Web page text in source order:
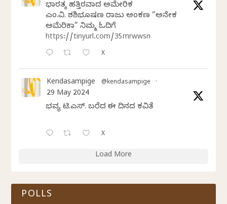
ಭಾರತಕ್ಕೆ ಹತ್ತಿರವಾದ ಅಮೇರಿಕ
ಎಂ.ವಿ. ಶಶಿಭೂಷಣ ರಾಜು ಅಂಕಣ “ಅನೇಕ
ಅಮೆರಿಕಾ” ನಿಮ್ಮ ಓದಿಗೆ
https://tinyurl.com/35mrwwsn
X
Kendasampige @kendasampige ·
29 May 2024
ಭವ್ಯ ಟಿ.ಎಸ್. ಬರೆದ ಈ ದಿನದ ಕವಿತೆ
X
Load More
POLLS